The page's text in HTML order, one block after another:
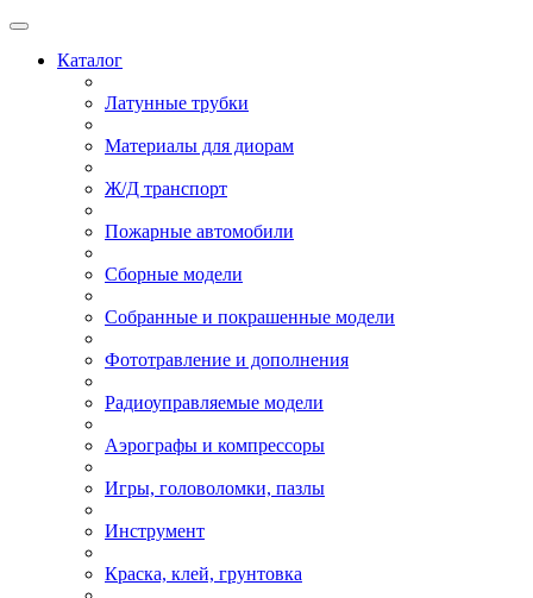
Каталог
Латунные трубки
Материалы для диорам
Ж/Д транспорт
Пожарные автомобили
Сборные модели
Собранные и покрашенные модели
Фототравление и дополнения
Радиоуправляемые модели
Аэрографы и компрессоры
Игры, головоломки, пазлы
Инструмент
Краска, клей, грунтовка